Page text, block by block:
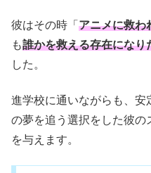
彼はその時「 アニメに救わ
も誰かを救える存在になり
した。
進学校に通いながらも、安
の夢を追う選択をした彼
を与えます。